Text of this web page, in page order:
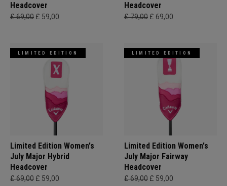
Headcover
£ 69,00 £ 59,00
Headcover
£ 79,00 £ 69,00
LIMITED EDITION
Limited Edition Women's
July Major Hybrid
Headcover
£ 69,00 £ 59,00
LIMITED EDITION
Limited Edition Women's
July Major Fairway
Headcover
£ 69,00 £ 59,00